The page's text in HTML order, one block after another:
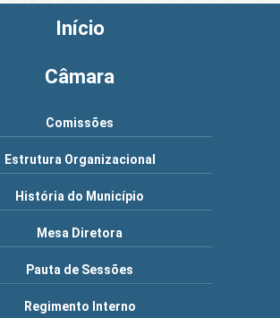
Início
Câmara
Comissões
Estrutura Organizacional
História do Município
Mesa Diretora
Pauta de Sessões
Regimento Interno